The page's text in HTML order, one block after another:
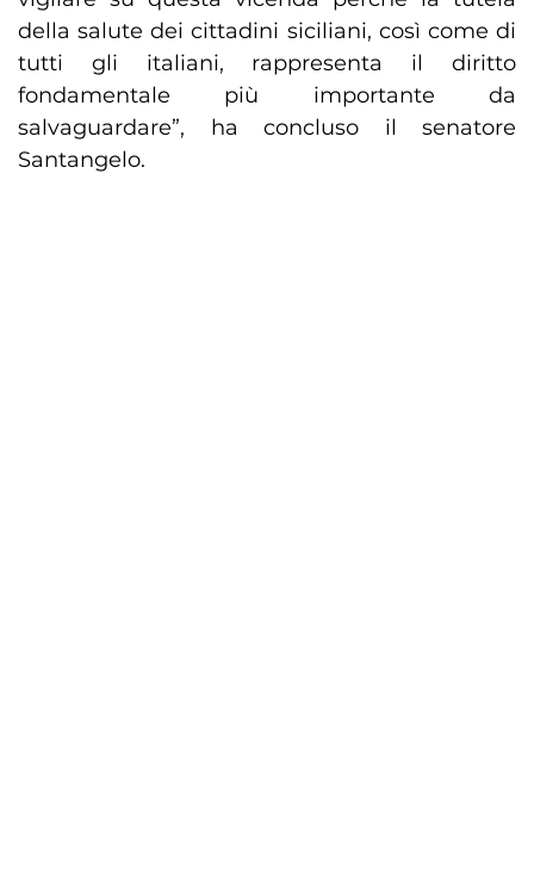
della salute dei cittadini siciliani, così come di
tutti gli italiani, rappresenta il diritto
fondamentale più importante da
salvaguardare”, ha concluso il senatore
Santangelo.